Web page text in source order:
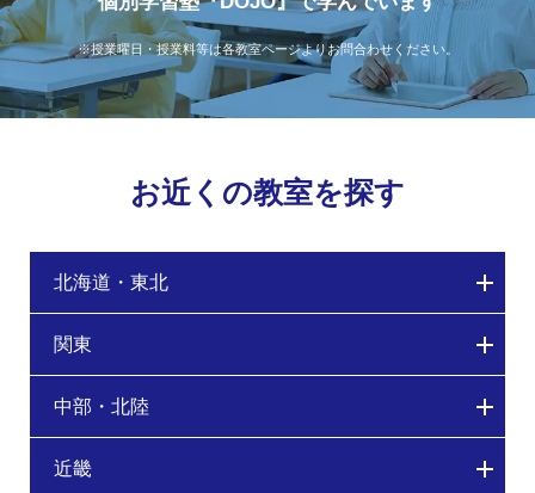
※授業曜日・授業料等は各教室ページよりお問合わせください。
お近くの教室を探す
北海道・東北
関東
中部・北陸
近畿